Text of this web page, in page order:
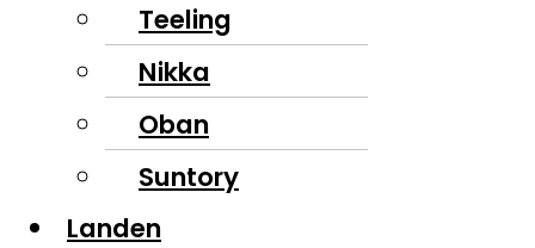
Teeling
Nikka
Oban
Suntory
Landen